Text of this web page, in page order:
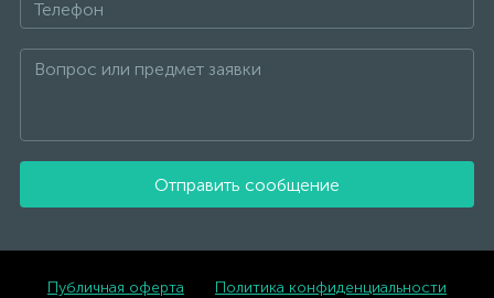
Отправить сообщение
Публичная оферта Политика конфиденциальности